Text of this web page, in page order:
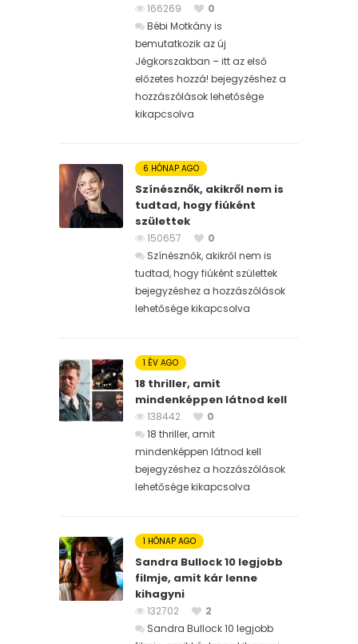
166269
0
Bébi Motkány is
bemutatkozik az új
Jégkorszakban – itt az első
előzetes hozzá! bejegyzéshez a
hozzászólások lehetősége
kikapcsolva
6 HÓNAP AGO
Színésznők, akikről nem is
tudtad, hogy fiúként
születtek
150657
0
Színésznők, akikről nem is
tudtad, hogy fiúként születtek
bejegyzéshez a hozzászólások
lehetősége kikapcsolva
1 ÉV AGO
18 thriller, amit
mindenképpen látnod kell
138442
0
18 thriller, amit
mindenképpen látnod kell
bejegyzéshez a hozzászólások
lehetősége kikapcsolva
1 HÓNAP AGO
Sandra Bullock 10 legjobb
filmje, amit kár lenne
kihagyni
132702
2
Sandra Bullock 10 legjobb